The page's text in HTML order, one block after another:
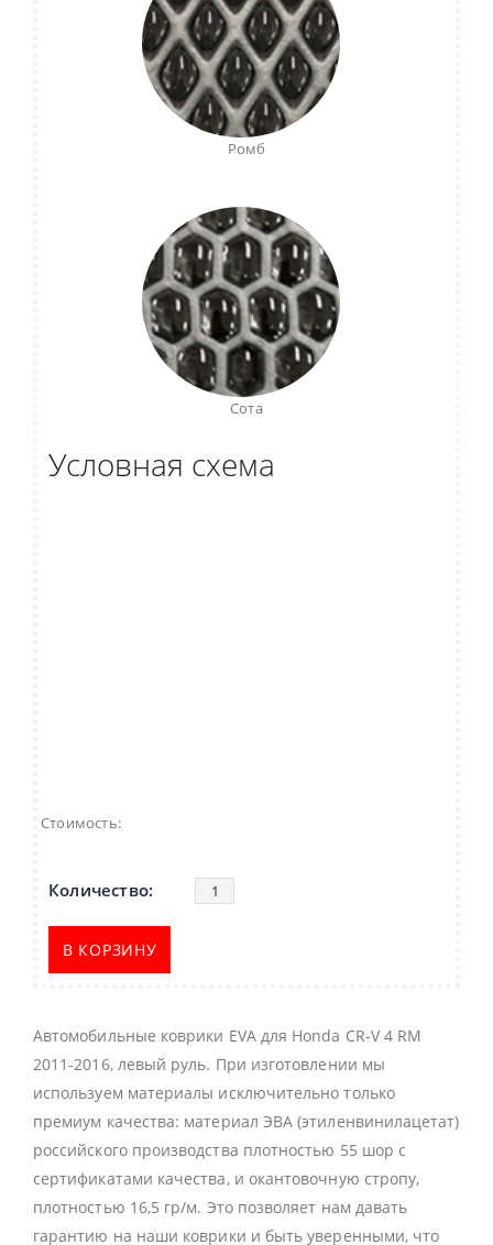
Ромб
Сота
Условная схема
Стоимость:
В КОРЗИНУ
Автомобильные коврики EVA для Honda CR-V 4 RM
2011-2016, левый руль. При изготовлении мы
используем материалы исключительно только
премиум качества: материал ЭВА (этиленвинилацетат)
российского производства плотностью 55 шор с
сертификатами качества, и окантовочную стропу,
плотностью 16,5 гр/м. Это позволяет нам давать
гарантию на наши коврики и быть уверенными, что